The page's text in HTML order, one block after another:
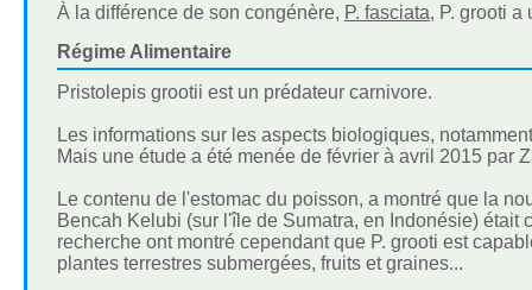
À la différence de son congénère, P. fasciata, P. grooti
Régime Alimentaire
Pristolepis grootii est un prédateur carnivore.
Les informations sur les aspects biologiques,
Mais une étude a été menée de février à avril 2015 par
Le contenu de l'estomac du poisson, a montré que la
Bencah Kelubi (sur l'île de Sumatra, en Indonésie)
recherche ont montré cependant que P. grooti est
plantes terrestres submergées, fruits et graines...